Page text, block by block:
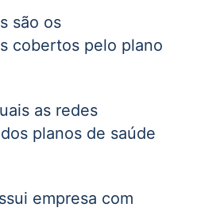
são os
cobertos pelo plano
as redes
planos de saúde
empresa com